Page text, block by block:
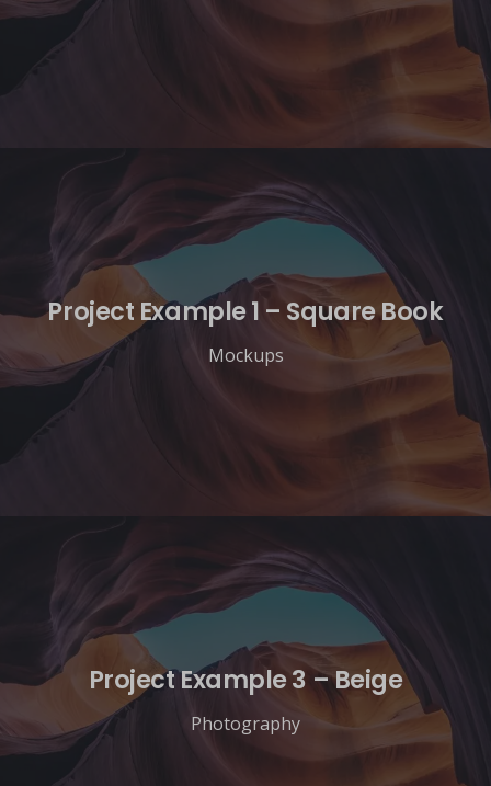
Project Example 1 – Square Book
Mockups
Project Example 3 – Beige
Photography